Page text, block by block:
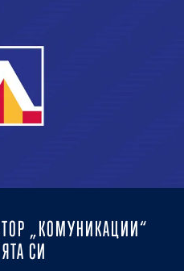
„КОМУНИКАЦИИ“
СИ